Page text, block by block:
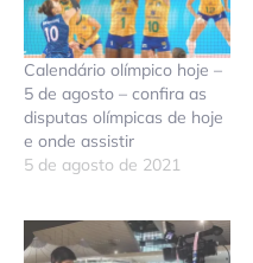
Calendário olímpico hoje –
5 de agosto – confira as
disputas olímpicas de hoje
e onde assistir
5 de agosto de 2021